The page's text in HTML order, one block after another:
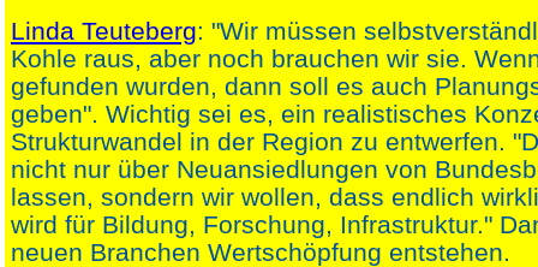
Linda Teuteberg: "Wir müssen
Kohle raus, aber noch brauchen wir sie.
gefunden wurden, dann soll es auch
geben". Wichtig sei es, ein realistisches
Strukturwandel in der Region zu entwerfen.
nicht nur über Neuansiedlungen von
lassen, sondern wir wollen, dass endlich
wird für Bildung, Forschung, Infrastruktur."
neuen Branchen Wertschöpfung entstehen.